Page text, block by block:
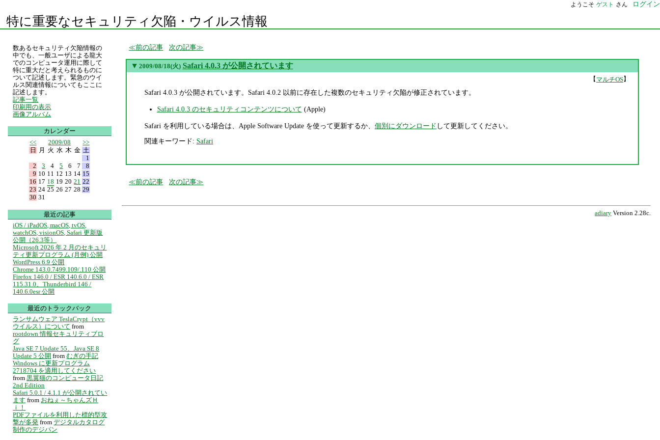
ようこそ ゲスト さん ログイン
特に重要なセキュリティ欠陥・ウイルス情報
前の記事 次の記事
▼ 2009/08/18(火) Safari 4.0.3 が公開されています
【マルチOS】
Safari 4.0.3 が公開されています。Safari 4.0.2 以前に存在した複数のセキュリティ欠陥が修正されています。
Safari 4.0.3 のセキュリティコンテンツについて (Apple)
Safari を利用している場合は、Apple Software Update を使って更新するか、 個別にダウンロード して更新してください。
関連キーワード: Safari
前の記事 次の記事
adiary Version 2.28c.
数あるセキュリティ欠陥情報の
中でも、一般ユーザによる龍大
でのコンピュータ運用に際して
特に重大だと考えられるものに
ついて記述します。緊急のウイ
ルス関連情報についてもここに
記述します。
記事一覧
印刷用の表示
画像アルバム
カレンダー
<<
2009/08
>>
日
月 火 水 木 金 土
1
2
3 4 5 6 7
8
9 10 11 12 13 14 15
16 17 18 19 20 21 22
23 24 25 26 27 28 29
30 31
最近の記事
iOS / iPadOS, macOS, tvOS,
watchOS, visionOS, Safari 更新版
公開（26.3等）
Microsoft 2026 年 2 月のセキュリ
ティ更新プログラム (月例) 公開
WordPress 6.9 公開
Chrome 143.0.7499.109/.110 公開
Firefox 146.0 / ESR 140.6.0 / ESR
115.31.0、Thunderbird 146 /
140.6.0esr 公開
最近のトラックバック
ランサムウェア TeslaCrypt（vvv
ウイルス）について from
rootdown 情報セキュリティブロ
グ
Java SE 7 Update 55、Java SE 8
Update 5 公開 from むぎの手記
Windows に更新プログラム
2718704 を適用してください
from 黒翼猫のコンピュータ日記
2nd Edition
Safari 5.0.1 / 4.1.1 が公開されてい
ます from おねぇ～ちゃんズＨ
ｉ！
PDFファイルを利用した標的型攻
撃が多発 from デジタルカタログ
制作のデジパン